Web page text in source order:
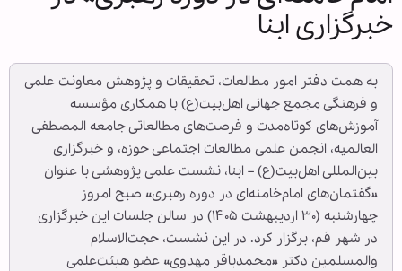
خبرگزاری ابنا
به همت دفتر امور مطالعات، تحقیقات و پژوهش معاونت علمی
و فرهنگی مجمع جهانی اهل‌بیت(ع) با همکاری مؤسسه
آموزش‌های کوتاه‌مدت و فرصت‌های مطالعاتی جامعه المصطفی
العالمیه، انجمن علمی مطالعات اجتماعی حوزه، و خبرگزاری
بین‌المللی اهل‌بیت(ع) – ابنا، نشست علمی پژوهشی با عنوان
«گفتمان‌های امام‌خامنه‌ای در دوره رهبری» صبح امروز
چهارشنبه (۳۰ اردیبهشت ۱۴۰۵) در سالن جلسات این خبرگزاری
در شهر قم، برگزار کرد. در این نشست، حجت‌الاسلام
والمسلمین دکتر «محمدباقر مهدوی» عضو هیئت‌علمی